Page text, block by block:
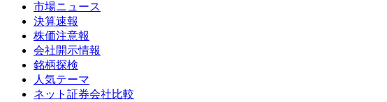
市場ニュース
決算速報
株価注意報
会社開示情報
銘柄探検
人気テーマ
ネット証券会社比較